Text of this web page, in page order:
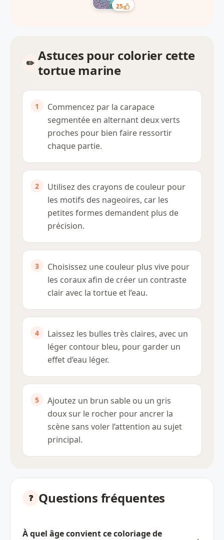
25
Astuces pour colorier cette
tortue marine
Commencez par la carapace
segmentée en alternant deux verts
proches pour bien faire ressortir
chaque partie.
Utilisez des crayons de couleur pour
les motifs des nageoires, car les
petites formes demandent plus de
précision.
Choisissez une couleur plus vive pour
les coraux afin de créer un contraste
clair avec la tortue et l’eau.
Laissez les bulles très claires, avec un
léger contour bleu, pour garder un
effet d’eau léger.
Ajoutez un brun sable ou un gris
doux sur le rocher pour ancrer la
scène sans voler l’attention au sujet
principal.
Questions fréquentes
À quel âge convient ce coloriage de